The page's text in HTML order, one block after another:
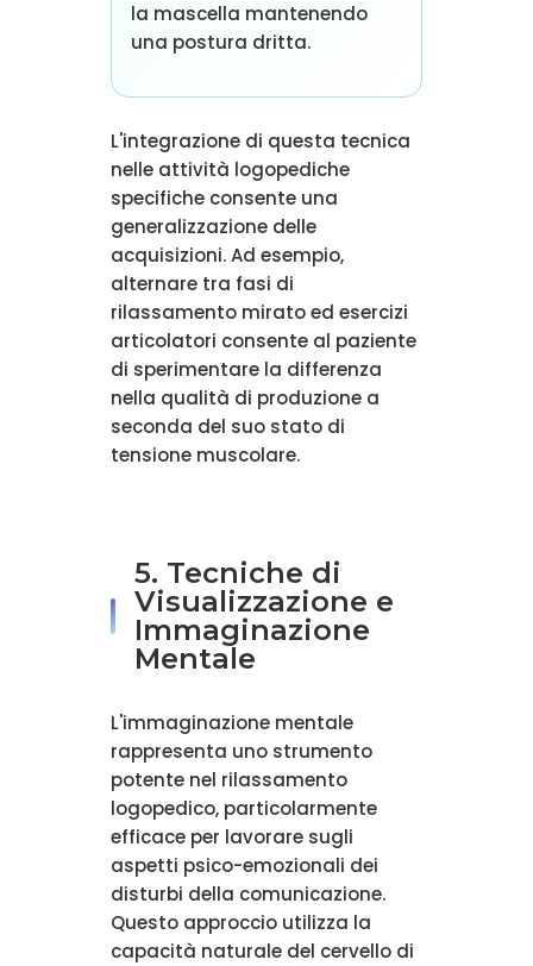
la mascella mantenendo
una postura dritta.
L'integrazione di questa tecnica
nelle attività logopediche
specifiche consente una
generalizzazione delle
acquisizioni. Ad esempio,
alternare tra fasi di
rilassamento mirato ed esercizi
articolatori consente al paziente
di sperimentare la differenza
nella qualità di produzione a
seconda del suo stato di
tensione muscolare.
5. Tecniche di
Visualizzazione e
Immaginazione
Mentale
L'immaginazione mentale
rappresenta uno strumento
potente nel rilassamento
logopedico, particolarmente
efficace per lavorare sugli
aspetti psico-emozionali dei
disturbi della comunicazione.
Questo approccio utilizza la
capacità naturale del cervello di